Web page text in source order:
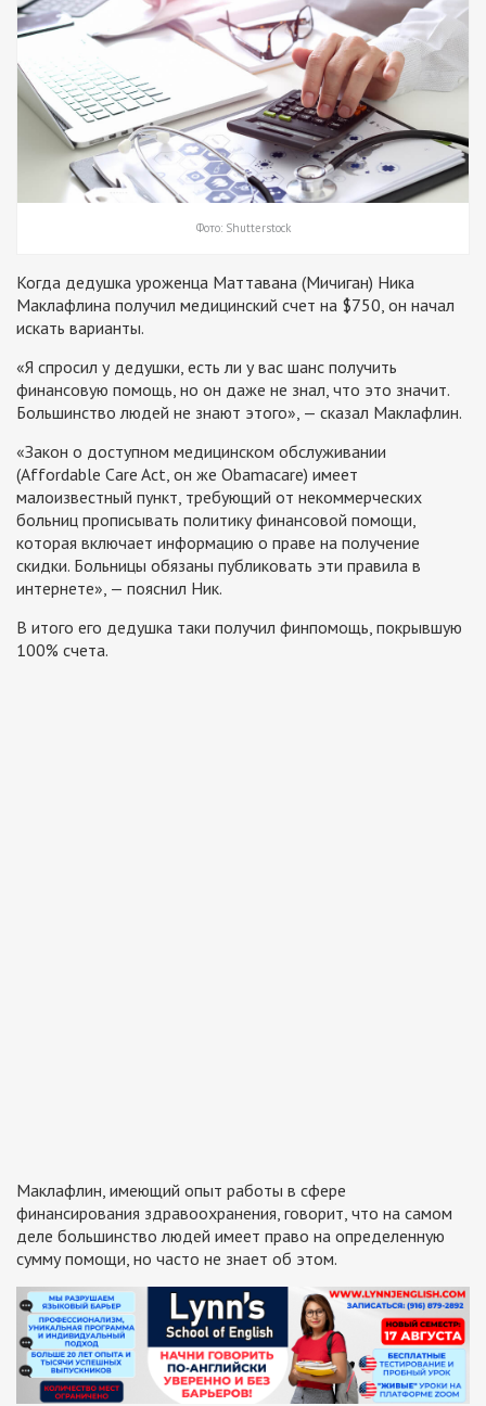
Фото: Shutterstock
Когда дедушка уроженца Маттавана (Мичиган) Ника
Маклафлина получил медицинский счет на $750, он начал
искать варианты.
«Я спросил у дедушки, есть ли у вас шанс получить
финансовую помощь, но он даже не знал, что это значит.
Большинство людей не знают этого», — сказал Маклафлин.
«Закон о доступном медицинском обслуживании
(Affordable Care Act, он же Obamacare) имеет
малоизвестный пункт, требующий от некоммерческих
больниц прописывать политику финансовой помощи,
которая включает информацию о праве на получение
скидки. Больницы обязаны публиковать эти правила в
интернете», — пояснил Ник.
В итого его дедушка таки получил финпомощь, покрывшую
100% счета.
Маклафлин, имеющий опыт работы в сфере
финансирования здравоохранения, говорит, что на самом
деле большинство людей имеет право на определенную
сумму помощи, но часто не знает об этом.